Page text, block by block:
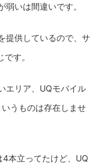
いは間違いです。
提供しているので、サ
す。
エリア、UQモバイル
うものは存在しませ
本立ってたけど、UQ